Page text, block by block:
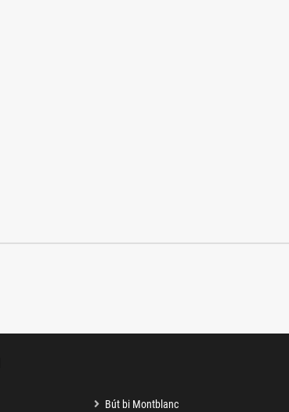
Bút bi Montblanc